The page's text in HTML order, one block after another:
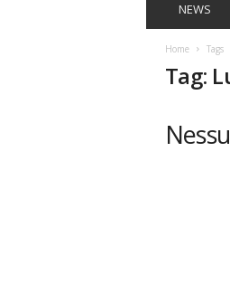
NEWS
Home Tags
Tag: